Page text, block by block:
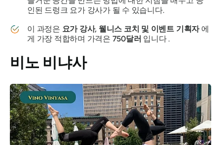
인된 드렁크 요가 강사가 될 수 있습니다.
이 과정은 요가 강사, 웰니스 코치 및 이벤트 기획자에
게 가장 적합하며 가격은 750달러 입니다 .
비노 비냐사